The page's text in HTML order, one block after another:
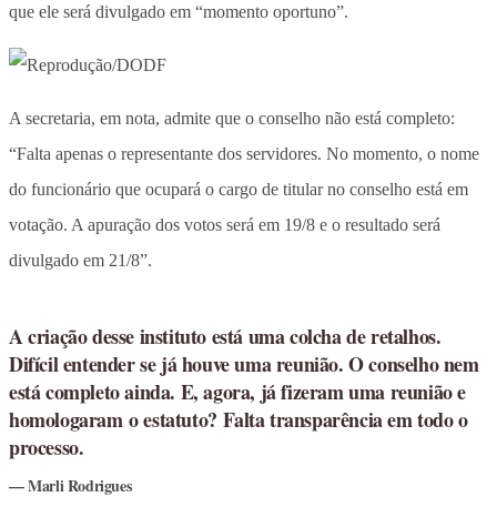
que ele será divulgado em “momento oportuno”.
A secretaria, em nota, admite que o conselho não está completo:
“Falta apenas o representante dos servidores. No momento, o nome
do funcionário que ocupará o cargo de titular no conselho está em
votação. A apuração dos votos será em 19/8 e o resultado será
divulgado em 21/8”.
A criação desse instituto está uma colcha de retalhos.
Difícil entender se já houve uma reunião. O conselho nem
está completo ainda. E, agora, já fizeram uma reunião e
homologaram o estatuto? Falta transparência em todo o
processo.
Marli Rodrigues